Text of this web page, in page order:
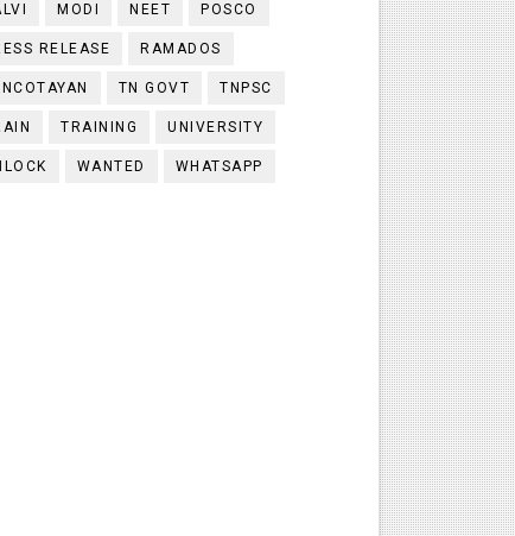
MODI NEET POSCO
RELEASE RAMADOS
TN GOVT TNPSC
TRAINING UNIVERSITY
WANTED WHATSAPP